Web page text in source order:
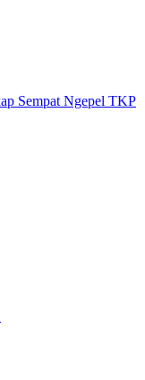
Sempat Ngepel TKP